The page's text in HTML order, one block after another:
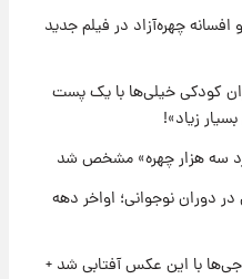
چهره‌آزاد در فیلم جدید
کودکی خیلی‌ها با یک پست
زیاد»!
سه هزار چهره» مشخص شد
دوران نوجوانی؛ اواخر دهه
با این عکس آفتابی شد +